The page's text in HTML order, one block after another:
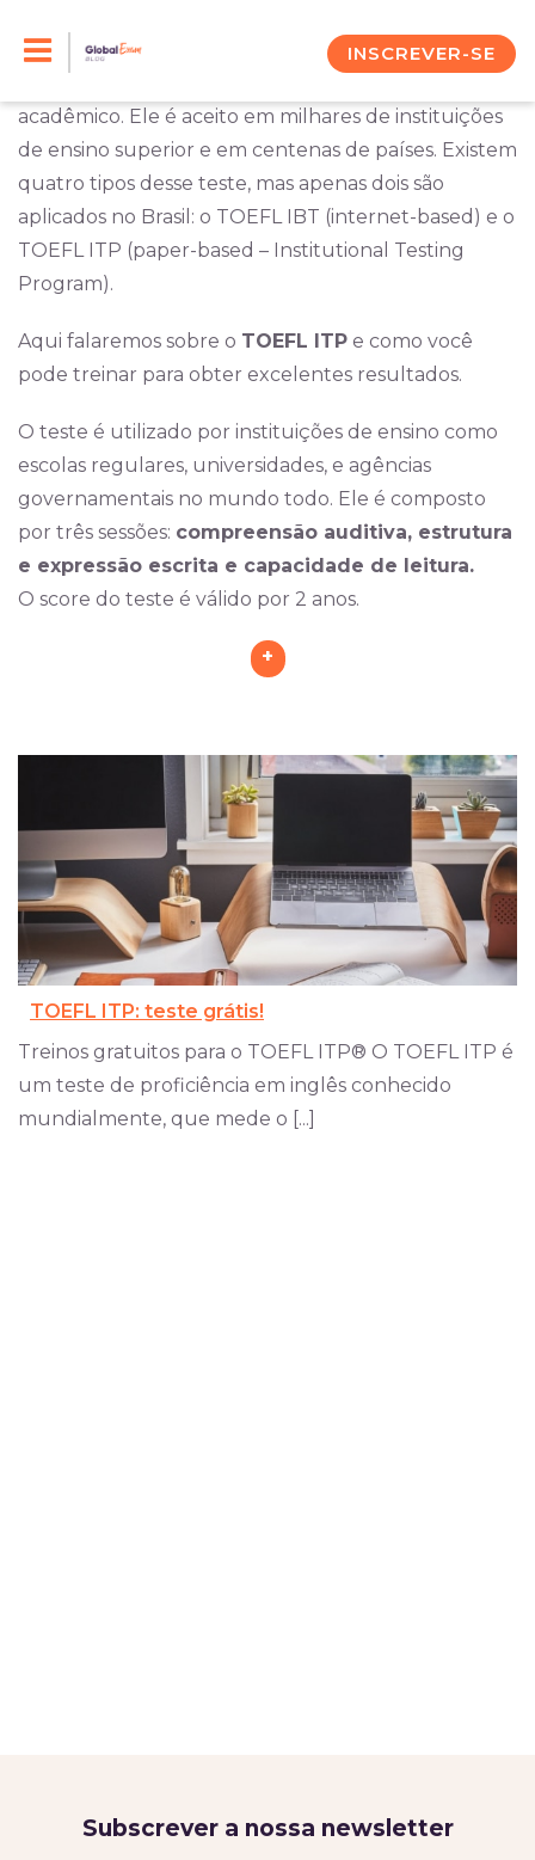
INSCREVER-SE
um teste de proficiência da língua inglesa que
acadêmico. Ele é aceito em milhares de instituições
de ensino superior e em centenas de países. Existem
quatro tipos desse teste, mas apenas dois são
aplicados no Brasil: o TOEFL IBT (internet-based) e o
TOEFL ITP (paper-based – Institutional Testing
Program).
Aqui falaremos sobre o TOEFL ITP e como você
pode treinar para obter excelentes resultados.
O teste é utilizado por instituições de ensino como
escolas regulares, universidades, e agências
governamentais no mundo todo. Ele é composto
por três sessões: compreensão auditiva, estrutura
e expressão escrita e capacidade de leitura.
O score do teste é válido por 2 anos.
+
TOEFL ITP: teste grátis!
Treinos gratuitos para o TOEFL ITP® O TOEFL ITP é
um teste de proficiência em inglês conhecido
mundialmente, que mede o [...]
Subscrever a nossa newsletter